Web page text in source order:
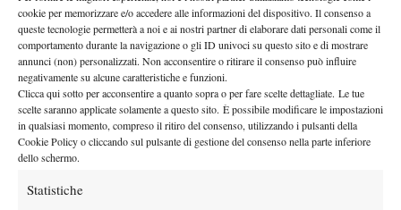
cookie per memorizzare e/o accedere alle informazioni del dispositivo. Il consenso a
queste tecnologie permetterà a noi e ai nostri partner di elaborare dati personali come il
comportamento durante la navigazione o gli ID univoci su questo sito e di mostrare
annunci (non) personalizzati. Non acconsentire o ritirare il consenso può influire
negativamente su alcune caratteristiche e funzioni.
Clicca qui sotto per acconsentire a quanto sopra o per fare scelte dettagliate. Le tue
scelte saranno applicate solamente a questo sito. È possibile modificare le impostazioni
in qualsiasi momento, compreso il ritiro del consenso, utilizzando i pulsanti della
Cookie Policy o cliccando sul pulsante di gestione del consenso nella parte inferiore
dello schermo.
Statistiche
il 9 novembre. Alla prima squadra del club lombardo saranno
aggregati tanti giovani del settore agonistico che hanno appena
scritto un’importante pagina di storia in Serie C, arrivando a
ottenere la promozione con un organico composto interamente
da ragazzi che si allenano quotidianamente nelle strutture del Tc
Milano.
Serie C maschile – Turno unico fase nazionale play-off (andata)